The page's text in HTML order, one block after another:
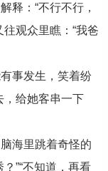
释：“不行不行，
观众里瞧：“我爸
事发生，笑着纷
，给她客串一下
海里跳着奇怪的
”“不知道，再看